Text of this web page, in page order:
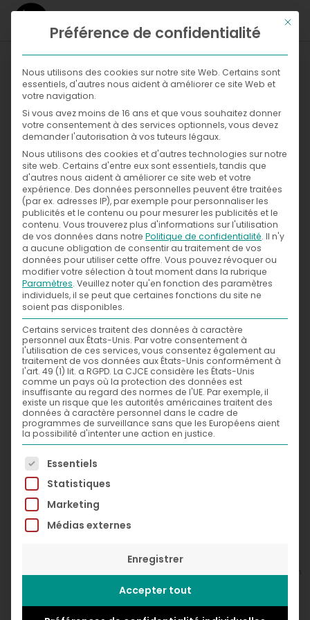
WHAT
WHERE
Galleries
Exhibitions
NOW
News
Press
WITH
WHO
CONTACT
Follow Me,
120 x 60 cm
Ce
Préférence de confidentialité
Nous utilisons des cookies sur notre site Web. Certains sont
essentiels, d'autres nous aident à améliorer ce site Web et
votre navigation.
Si vous avez moins de 16 ans et que vous souhaitez donner
votre consentement à des services optionnels, vous devez
demander l'autorisation à vos tuteurs légaux.
Nous utilisons des cookies et d'autres technologies sur notre
site web. Certains d'entre eux sont essentiels, tandis que
d'autres nous aident à améliorer ce site web et votre
expérience. Des données personnelles peuvent être traitées
(par ex. adresses IP), par exemple pour personnaliser les
publicités et le contenu ou pour mesurer les publicités et le
contenu. Vous trouverez plus d'informations sur l'utilisation
de vos données dans notre Politique de confidentialité. Il n'y
a aucune obligation de consentir au traitement de vos
données pour utiliser cette offre. Vous pouvez révoquer ou
modifier votre sélection à tout moment dans la rubrique
Paramètres. Veuillez noter qu'en fonction des paramètres
individuels, il se peut que certaines fonctions du site ne
soient pas disponibles.
Certains services traitent des données à caractère
personnel aux États-Unis. Par votre consentement à
l'utilisation de ces services, vous consentez également au
traitement de vos données aux États-Unis conformément à
l'art. 49 (1) lit. a RGPD. La CJCE considère les États-Unis
comme un pays où la protection des données est
insuffisante au regard des normes de l'UE. Par exemple, il
existe un risque que les autorités américaines traitent des
données à caractère personnel dans le cadre de
programmes de surveillance sans que les Européens aient
la possibilité d'intenter une action en justice.
La liste suivante énumère les groupes de services
Essentiels
Statistiques
Marketing
Médias externes
Enregistrer
Accepter tout